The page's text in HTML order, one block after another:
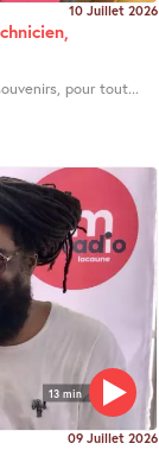
10 Juillet 2026
pour tout...
13 min
09 Juillet 2026